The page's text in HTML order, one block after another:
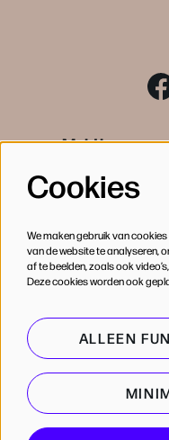
Meld je aan
Cookies
We maken gebruik van
van de website te analyseren,
af te beelden, zoals ook
Deze cookies worden ook
ALLEEN